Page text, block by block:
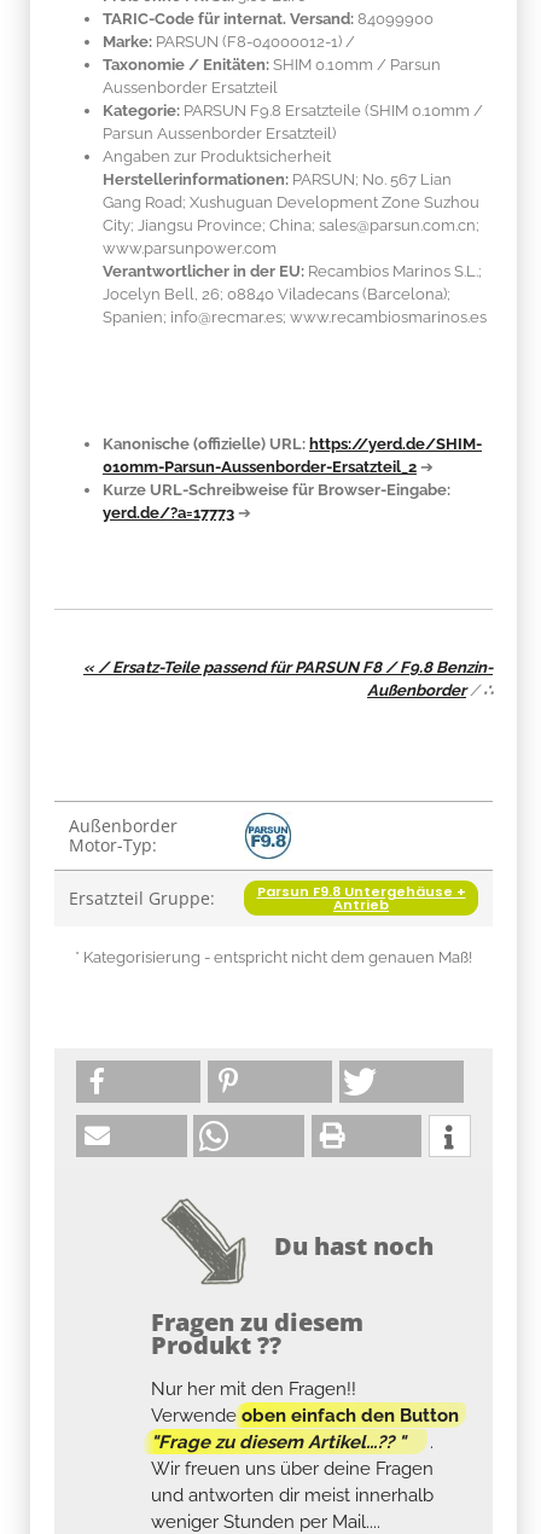
TARIC-Code für internat. Versand: 84099900
Marke: PARSUN (F8-04000012-1) /
Taxonomie / Enitäten: SHIM 0.10mm / Parsun
Aussenborder Ersatzteil
Kategorie: PARSUN F9.8 Ersatzteile (SHIM 0.10mm /
Parsun Aussenborder Ersatzteil)
Angaben zur Produktsicherheit
Herstellerinformationen: PARSUN; No. 567 Lian
Gang Road; Xushuguan Development Zone Suzhou
City; Jiangsu Province; China; sales@parsun.com.cn;
www.parsunpower.com
Verantwortlicher in der EU: Recambios Marinos S.L.;
Jocelyn Bell, 26; 08840 Viladecans (Barcelona);
Spanien; info@recmar.es; www.recambiosmarinos.es
Kanonische (offizielle) URL: https://yerd.de/SHIM-
010mm-Parsun-Aussenborder-Ersatzteil_2 ➔
Kurze URL-Schreibweise für Browser-Eingabe:
yerd.de/?a=17773 ➔
« / Ersatz-Teile passend für PARSUN F8 / F9.8 Benzin-
Außenborder/∴
Produkteigenschaft
Wert
Außenborder
Motor-Typ:
Ersatzteil Gruppe: Parsun F9.8 Untergehäuse +
Antrieb
* Kategorisierung - entspricht nicht dem genauen Maß!
Du hast noch
Fragen zu diesem
Produkt ??
Nur her mit den Fragen!!
Verwendeoben einfach den Button
"Frage zu diesem Artikel...?? "
.
Wir freuen uns über deine Fragen
und antworten dir meist innerhalb
weniger Stunden per Mail....